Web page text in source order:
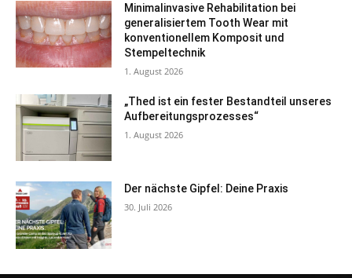
Minimalinvasive Rehabilitation bei
generalisiertem Tooth Wear mit
konventionellem Komposit und
Stempeltechnik
1. August 2026
„Thed ist ein fester Bestandteil unseres
Aufbereitungsprozesses“
1. August 2026
Der nächste Gipfel: Deine Praxis
30. Juli 2026